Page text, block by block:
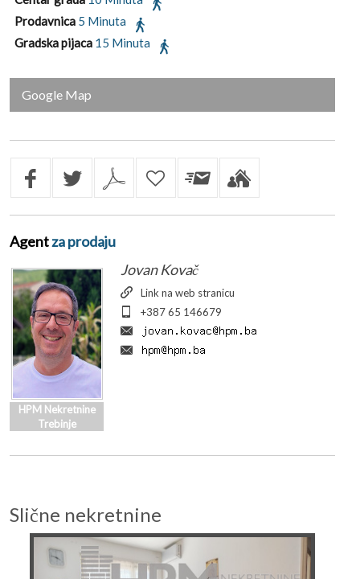
Prodavnica 5 Minuta
Gradska pijaca 15 Minuta
Google Map
Agentza prodaju
HPM Nekretnine
Trebinje
Jovan Kovač
Link na web stranicu
+387 65 146679
Slične nekretnine